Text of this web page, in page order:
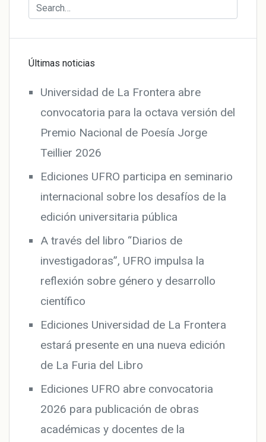
en
de
Últimas noticias
Universidad de La Frontera abre
convocatoria para la octava versión del
Premio Nacional de Poesía Jorge
Teillier 2026
Ediciones UFRO participa en seminario
internacional sobre los desafíos de la
edición universitaria pública
A través del libro “Diarios de
investigadoras”, UFRO impulsa la
reflexión sobre género y desarrollo
científico
Ediciones Universidad de La Frontera
estará presente en una nueva edición
de La Furia del Libro
Ediciones UFRO abre convocatoria
2026 para publicación de obras
académicas y docentes de la